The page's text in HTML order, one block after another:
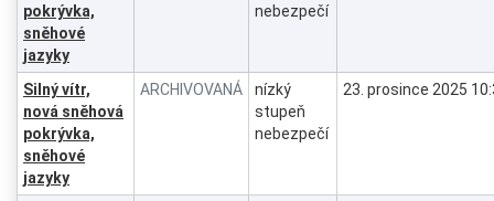
pokrývka,
sněhové
jazyky
nebezpečí
Silný vítr,
nová sněhová
pokrývka,
sněhové
jazyky
ARCHIVOVANÁ
nízký
stupeň
nebezpečí
23. prosince 2025